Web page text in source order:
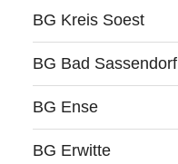
BG Kreis Soest
BG Bad Sassendorf
BG Ense
BG Erwitte